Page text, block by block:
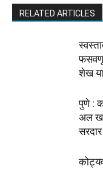
RELATED ARTICLES
शेख
पुणे :
अल